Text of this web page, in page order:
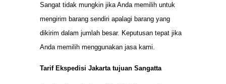
Sangat tidak mungkin jika Anda memilih untuk
mengirim barang sendiri apalagi barang yang
dikirim dalam jumlah besar. Keputusan tepat jika
Anda memilih menggunakan jasa kami.
Tarif Ekspedisi Jakarta tujuan Sangatta